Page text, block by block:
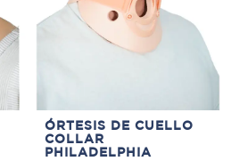
ÓRTESIS DE CUELLO
COLLAR
PHILADELPHIA